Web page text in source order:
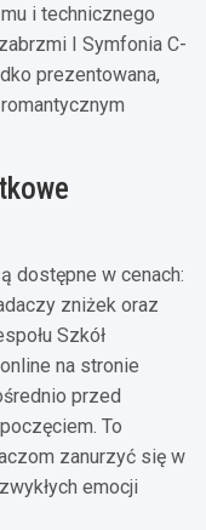
i technicznego
I Symfonia C-
prezentowana,
dostępne w cenach:
zniżek oraz
Szkół
na stronie
przed
To
zanurzyć się w
emocji